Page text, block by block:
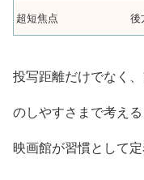
超短焦点 後
投写距離だけでなく
のしやすさまで考え
映画館が習慣として